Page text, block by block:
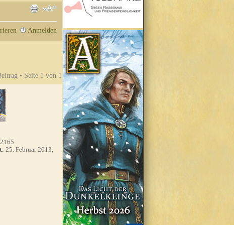
Anmelden
• Seite 1 von 1
2165
25. Februar 2013,